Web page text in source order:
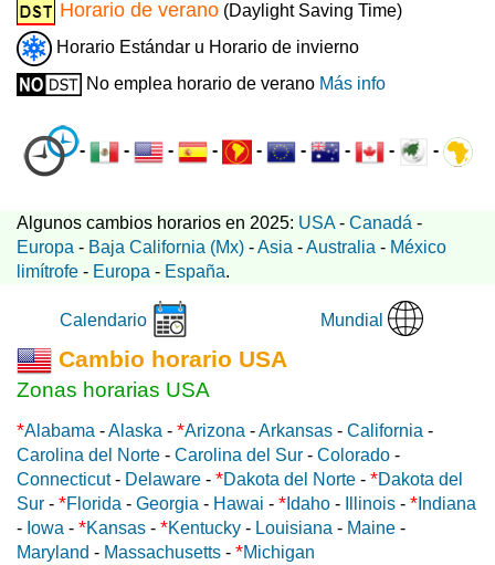
Horario de verano (Daylight Saving Time)
Horario Estándar u Horario de invierno
No emplea horario de verano Más info
- - - - - - - - -
Algunos cambios horarios en 2025: USA- Canadá -
Europa - Baja California (Mx) -Asia -Australia - México
limítrofe - Europa - España.
Calendario Mundial
Cambio horario USA
Zonas horarias USA
*Alabama -Alaska - *Arizona -Arkansas - California -
Carolina del Norte - Carolina del Sur - Colorado -
Connecticut- Delaware - *Dakota del Norte - *Dakota del
Sur - *Florida - Georgia - Hawai - * Idaho - Illinois - * Indiana
- Iowa - *Kansas - *Kentucky - Louisiana - Maine -
Maryland - Massachusetts - *Michigan